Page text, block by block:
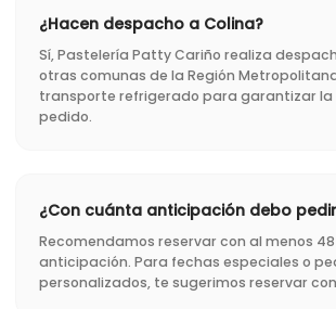
¿Hacen despacho a Colina?
Sí, Pastelería Patty Cariño realiza
otras comunas de la Región
transporte refrigerado para garantizar
pedido.
¿Con cuánta anticipación debo
Recomendamos reservar con al menos
anticipación. Para fechas especiales o
personalizados, te sugerimos reservar